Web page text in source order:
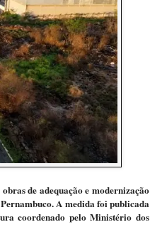
de adequação e modernização
A medida foi publicada
coordenado pelo Ministério dos